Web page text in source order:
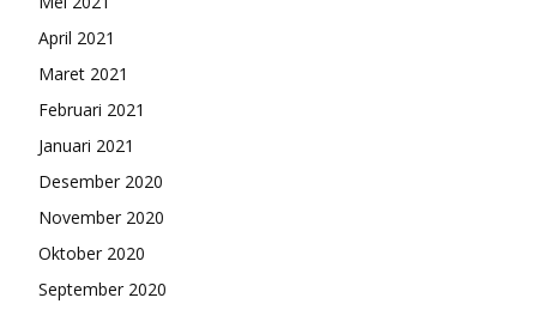
April 2021
Maret 2021
Februari 2021
Januari 2021
Desember 2020
November 2020
Oktober 2020
September 2020